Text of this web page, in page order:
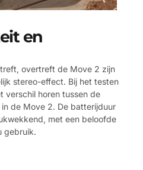
en
overtreft de Move 2 zijn
stereo-effect. Bij het testen
verschil horen tussen de
de Move 2. De batterijduur
met een beloofde
gebruik.